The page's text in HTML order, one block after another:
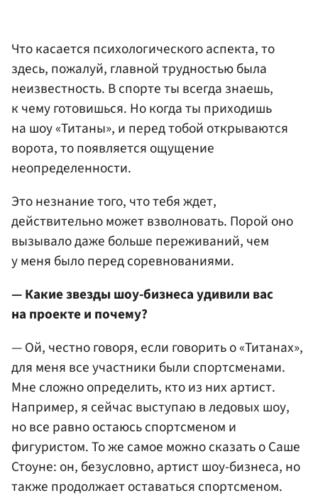
Что касается психологического аспекта, то
здесь, пожалуй, главной трудностью была
неизвестность. В спорте ты всегда знаешь,
к чему готовишься. Но когда ты приходишь
на шоу «Титаны», и перед тобой открываются
ворота, то появляется ощущение
неопределенности.
Это незнание того, что тебя ждет,
действительно может взволновать. Порой оно
вызывало даже больше переживаний, чем
у меня было перед соревнованиями.
— Какие звезды шоу-бизнеса удивили вас
на проекте и почему?
— Ой, честно говоря, если говорить о «Титанах»,
для меня все участники были спортсменами.
Мне сложно определить, кто из них артист.
Например, я сейчас выступаю в ледовых шоу,
но все равно остаюсь спортсменом и
фигуристом. То же самое можно сказать о Саше
Стоуне: он, безусловно, артист шоу-бизнеса, но
также продолжает оставаться спортсменом.